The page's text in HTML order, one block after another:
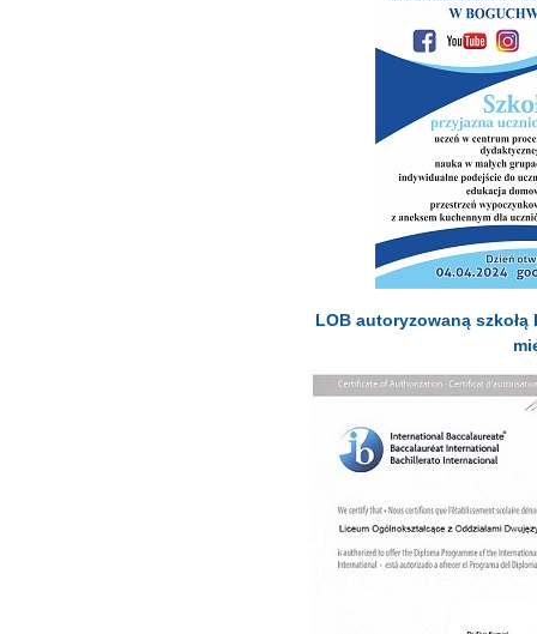
LOB autoryzowaną